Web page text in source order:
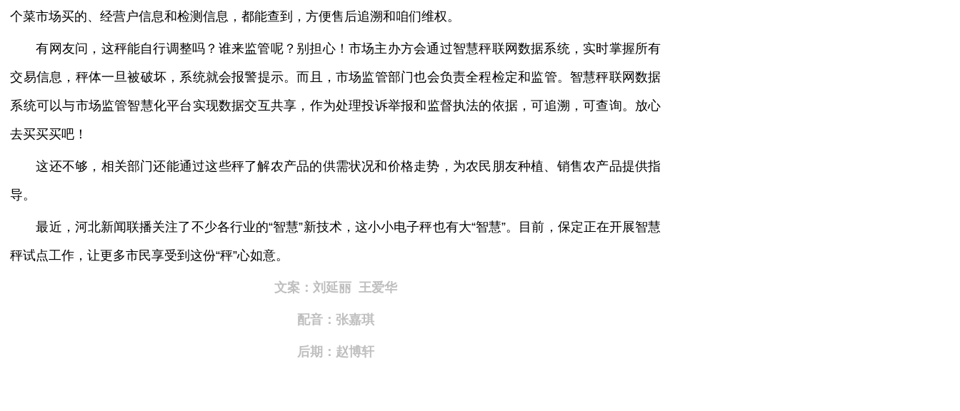
个菜市场买的、经营户信息和检测信息，都能查到，方便售后追溯和咱们维权。
有网友问，这秤能自行调整吗？谁来监管呢？别担心！市场主办方会通过智慧秤联网数据系统，实时掌握所有
交易信息，秤体一旦被破坏，系统就会报警提示。而且，市场监管部门也会负责全程检定和监管。智慧秤联网数据
系统可以与市场监管智慧化平台实现数据交互共享，作为处理投诉举报和监督执法的依据，可追溯，可查询。放心
去买买买吧！
这还不够，相关部门还能通过这些秤了解农产品的供需状况和价格走势，为农民朋友种植、销售农产品提供指
导。
最近，河北新闻联播关注了不少各行业的“智慧”新技术，这小小电子秤也有大“智慧”。目前，保定正在开展智慧
秤试点工作，让更多市民享受到这份“秤”心如意。
文案：刘延丽 王爱华
配音：张嘉琪
后期：赵博轩